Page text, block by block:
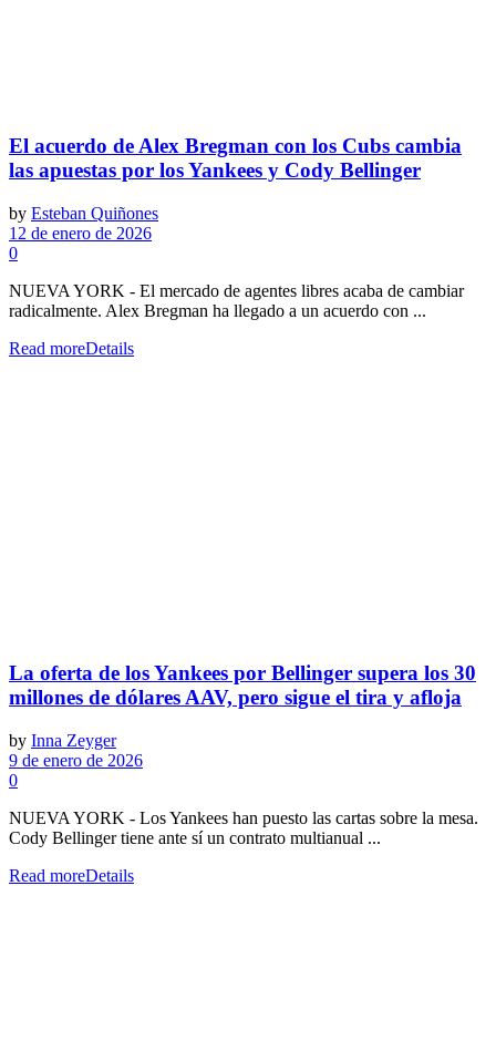
El acuerdo de Alex Bregman con los Cubs cambia
las apuestas por los Yankees y Cody Bellinger
by Esteban Quiñones
12 de enero de 2026
0
NUEVA YORK - El mercado de agentes libres acaba de cambiar
radicalmente. Alex Bregman ha llegado a un acuerdo con ...
Read moreDetails
La oferta de los Yankees por Bellinger supera los 30
millones de dólares AAV, pero sigue el tira y afloja
by Inna Zeyger
9 de enero de 2026
0
NUEVA YORK - Los Yankees han puesto las cartas sobre la mesa.
Cody Bellinger tiene ante sí un contrato multianual ...
Read moreDetails